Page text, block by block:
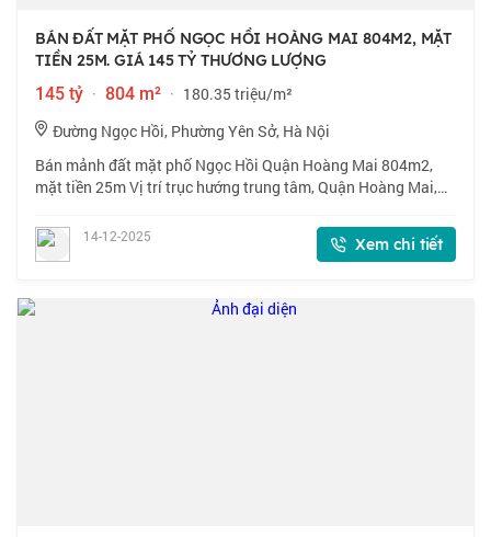
BÁN ĐẤT MẶT PHỐ NGỌC HỒI HOÀNG MAI 804M2, MẶT
TIỀN 25M. GIÁ 145 TỶ THƯƠNG LƯỢNG
145 tỷ · 804 m² · 180.35 triệu/m²
Đường Ngọc Hồi, Phường Yên Sở, Hà Nội
Bán mảnh đất mặt phố Ngọc Hồi Quận Hoàng Mai 804m2,
mặt tiền 25m Vị trí trục hướng trung tâm, Quận Hoàng Mai,
doanh, đa dạng sầm uất, thẩm
14-12-2025 Xem chi tiết